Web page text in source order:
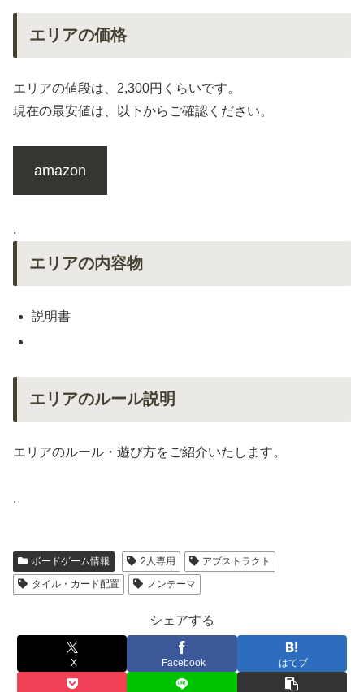
エリアの価格
エリアの値段は、2,300円くらいです。
現在の最安値は、以下からご確認ください。
amazon
.
エリアの内容物
説明書
エリアのルール説明
エリアのルール・遊び方をご紹介いたします。
.
ボードゲーム情報 2人専用
アブストラクト
タイル・カード配置
ノンテーマ
シェアする
X Facebook はてブ